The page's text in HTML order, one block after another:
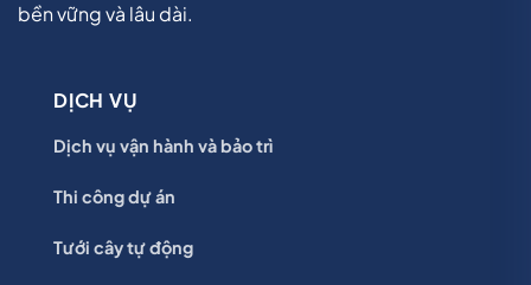
bền vững và lâu dài.
DỊCH VỤ
Dịch vụ vận hành và bảo trì
Thi công dự án
Tưới cây tự động